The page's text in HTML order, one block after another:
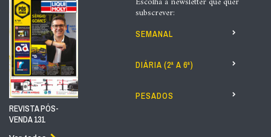
REVISTA PÓS-
VENDA 131
subscrever:
SEMANAL
DIÁRIA (2ª A 6ª)
PESADOS